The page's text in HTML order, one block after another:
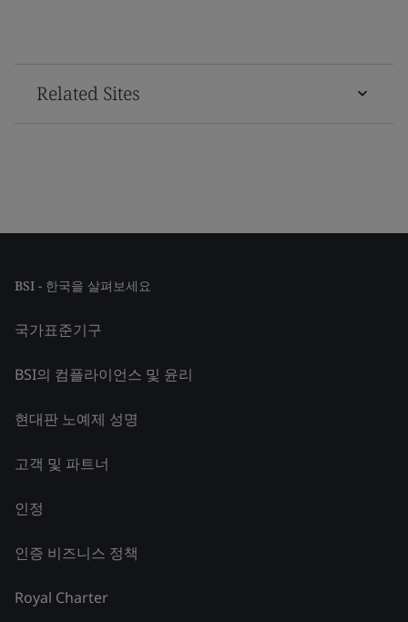
Related Sites
BSI - 한국을 살펴보세요
국가표준기구
BSI의 컴플라이언스 및 윤리
현대판 노예제 성명
고객 및 파트너
인정
인증 비즈니스 정책
Royal Charter